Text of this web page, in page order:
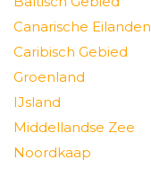
Canarische Eilanden
Caribisch Gebied
Groenland
IJsland
Middellandse Zee
Noordkaap